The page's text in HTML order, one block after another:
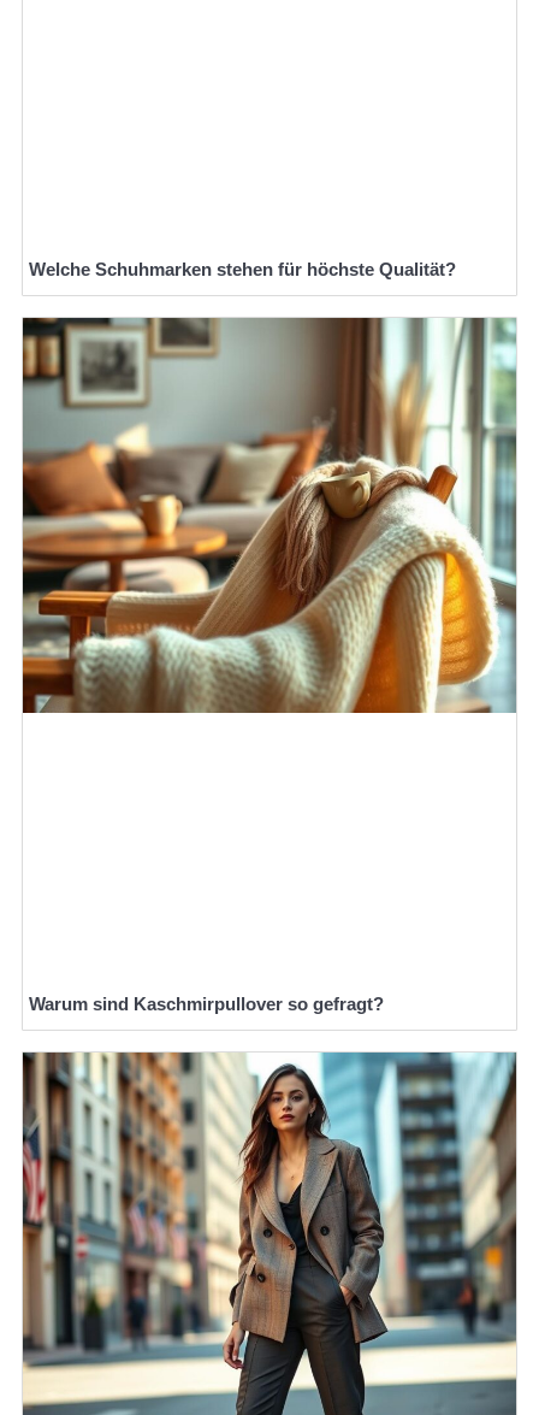
Welche Schuhmarken stehen für höchste Qualität?
Warum sind Kaschmirpullover so gefragt?